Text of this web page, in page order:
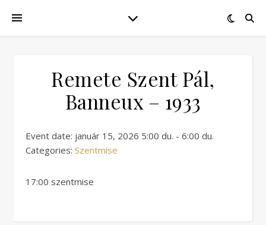
Remete Szent Pál,
Banneux – 1933
Event date: január 15, 2026 5:00 du. - 6:00 du.
Categories: Szentmise
17:00 szentmise